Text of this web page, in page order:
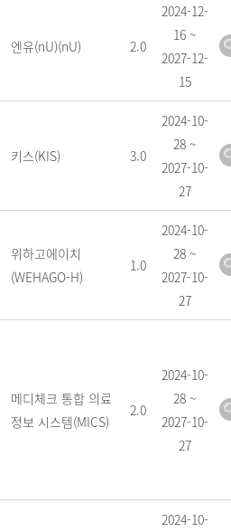
엔유(nU)(nU) 2.0
2024-12-
16 ~
2027-12-
15
키스(KIS) 3.0
2024-10-
28 ~
2027-10-
27
위하고에이치
(WEHAGO-H)
1.0
2024-10-
28 ~
2027-10-
27
메디체크 통합 의료
정보 시스템(MICS)
2.0
2024-10-
28 ~
2027-10-
27
2024-10-